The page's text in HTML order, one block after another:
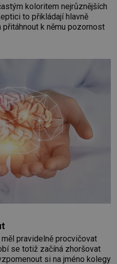
koloritem nejrůznějších
to přikládají hlavně
k němu pozornost
pravidelně procvičovat
se totiž začíná zhoršovat
si na jméno kolegy